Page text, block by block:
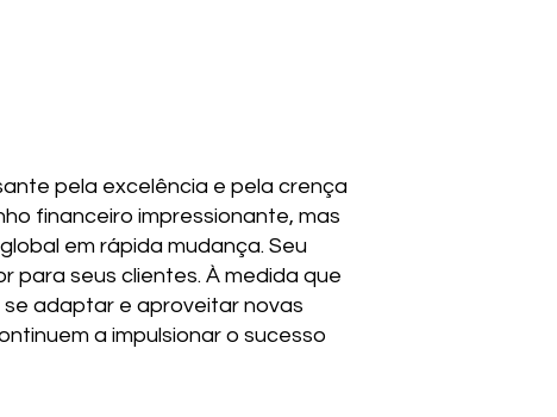
pela excelência e pela crença
financeiro impressionante, mas
em rápida mudança. Seu
para seus clientes. À medida que
adaptar e aproveitar novas
a impulsionar o sucesso